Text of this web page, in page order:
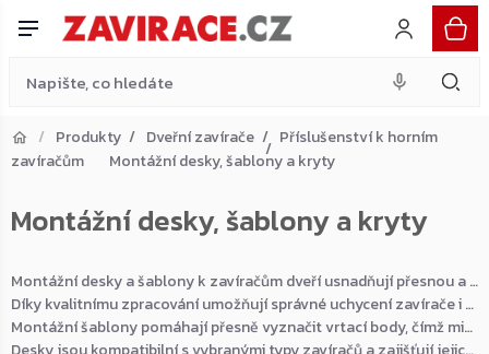
Produkty Dveřní zavírače
Příslušenství k horním
zavíračům
Montážní desky, šablony a kryty
Montážní desky, šablony a kryty
Montážní desky a šablony k zavíračům dveří usnadňují přesnou a rychlou instalaci dveřních zavíračů v různých typech objektů.
Díky kvalitnímu zpracování umožňují správné uchycení zavírače i na dveře, kde není možné přímé kotvení.
Montážní šablony pomáhají přesně vyznačit vrtací body, čímž minimalizují chyby při montáži a šetří čas při instalaci.
Zpět do obchodu
Přejít do košíku